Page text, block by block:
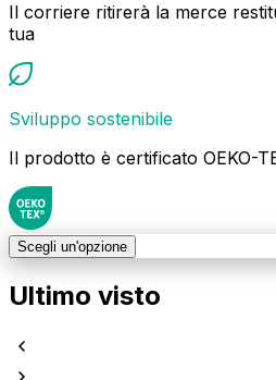
Il corriere ritirerà la merce
tua
Sviluppo sostenibile
Il prodotto è certificato OEKO-
Scegli un'opzione
Ultimo visto